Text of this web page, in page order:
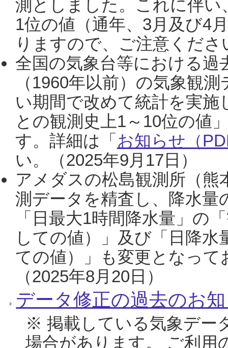
測としました。これに伴い
1位の値（通年、3月及び4
りますので、ご注意くだ
全国の気象台等における過
（1960年以前）の気象観
い期間で改めて統計を実
との観測史上1～10位の値
す。詳細は「 お知らせ（
い。（2025年9月17日）
アメダスの松島観測所（熊
測データを精査し、降水
「日最大1時間降水量」の
しての値）」及び「日降
ての値）」も変更となっ
（2025年8月20日）
データ修正の過去のお
※ 掲載している気象デー
場合があります。 ご利用